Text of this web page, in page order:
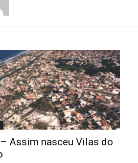
Assim nasceu Vilas do